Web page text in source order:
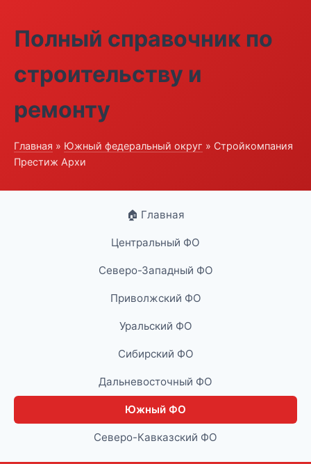
Полный справочник по
строительству и
ремонту
Главная » Южный федеральный округ » Стройкомпания
Престиж Архи
🏠 Главная
Центральный ФО
Северо-Западный ФО
Приволжский ФО
Уральский ФО
Сибирский ФО
Дальневосточный ФО
Южный ФО
Северо-Кавказский ФО